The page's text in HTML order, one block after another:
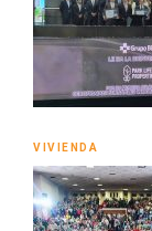
VIVIENDA